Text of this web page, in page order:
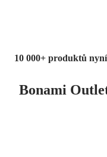
10 000+ produktů
Bonami